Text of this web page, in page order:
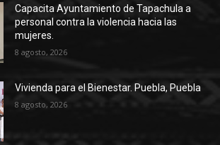
Capacita Ayuntamiento de Tapachula a
personal contra la violencia hacia las
mujeres.
8 agosto, 2026
Vivienda para el Bienestar. Puebla, Puebla
8 agosto, 2026